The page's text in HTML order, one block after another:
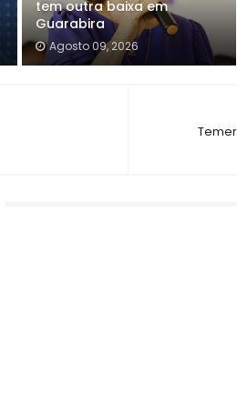
tem outra baixa em
Guarabira
Agosto 09, 2026